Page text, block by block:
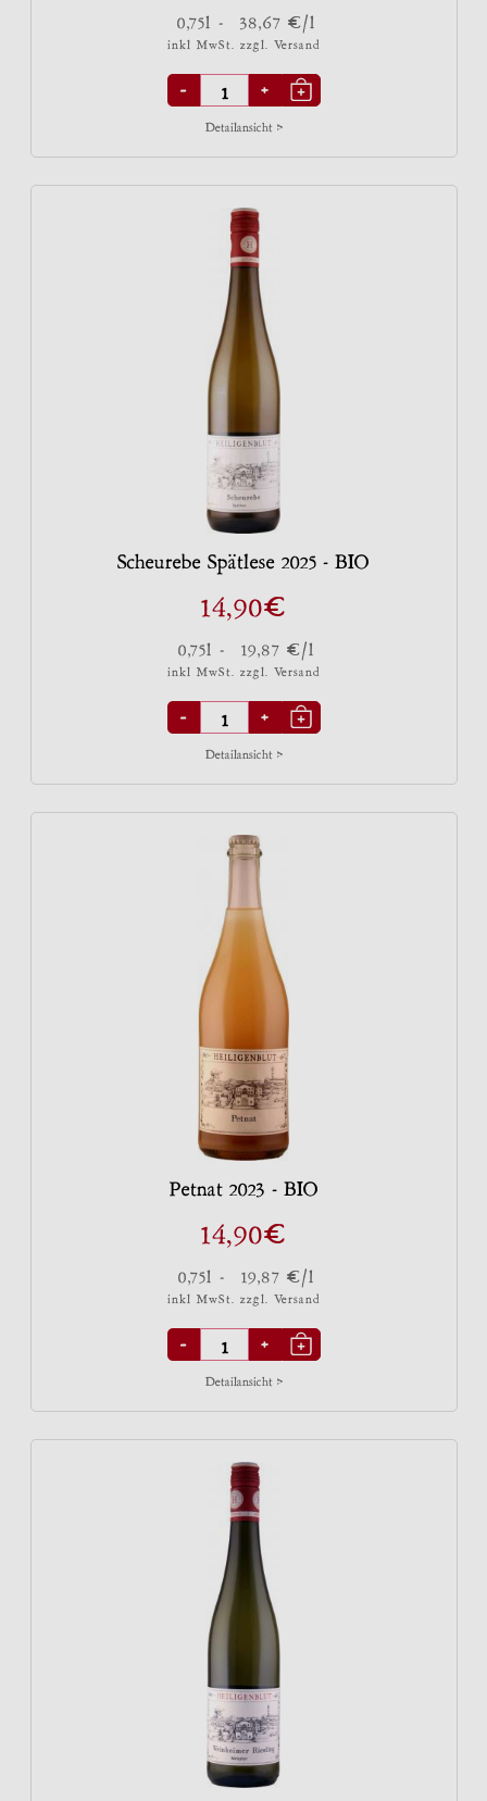
0,75l - 38,67 €/l
inkl MwSt. zzgl. Versand
- +
Detailansicht >
Scheurebe Spätlese 2025 - BIO
14,90€
0,75l - 19,87 €/l
inkl MwSt. zzgl. Versand
- +
Detailansicht >
Petnat 2023 - BIO
14,90€
0,75l - 19,87 €/l
inkl MwSt. zzgl. Versand
- +
Detailansicht >